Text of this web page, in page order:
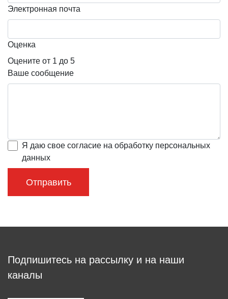
летняя терасса
винная карта
Акции
Бары
Рестораны
Где отметить
день рождения
Где поесть
Подборка
Электронная почта
Оценка
Оцените от 1 до 5
Ваше сообщение
Я даю свое согласие на обработку персональных
данных
Подпишитесь на рассылку и на наши
каналы